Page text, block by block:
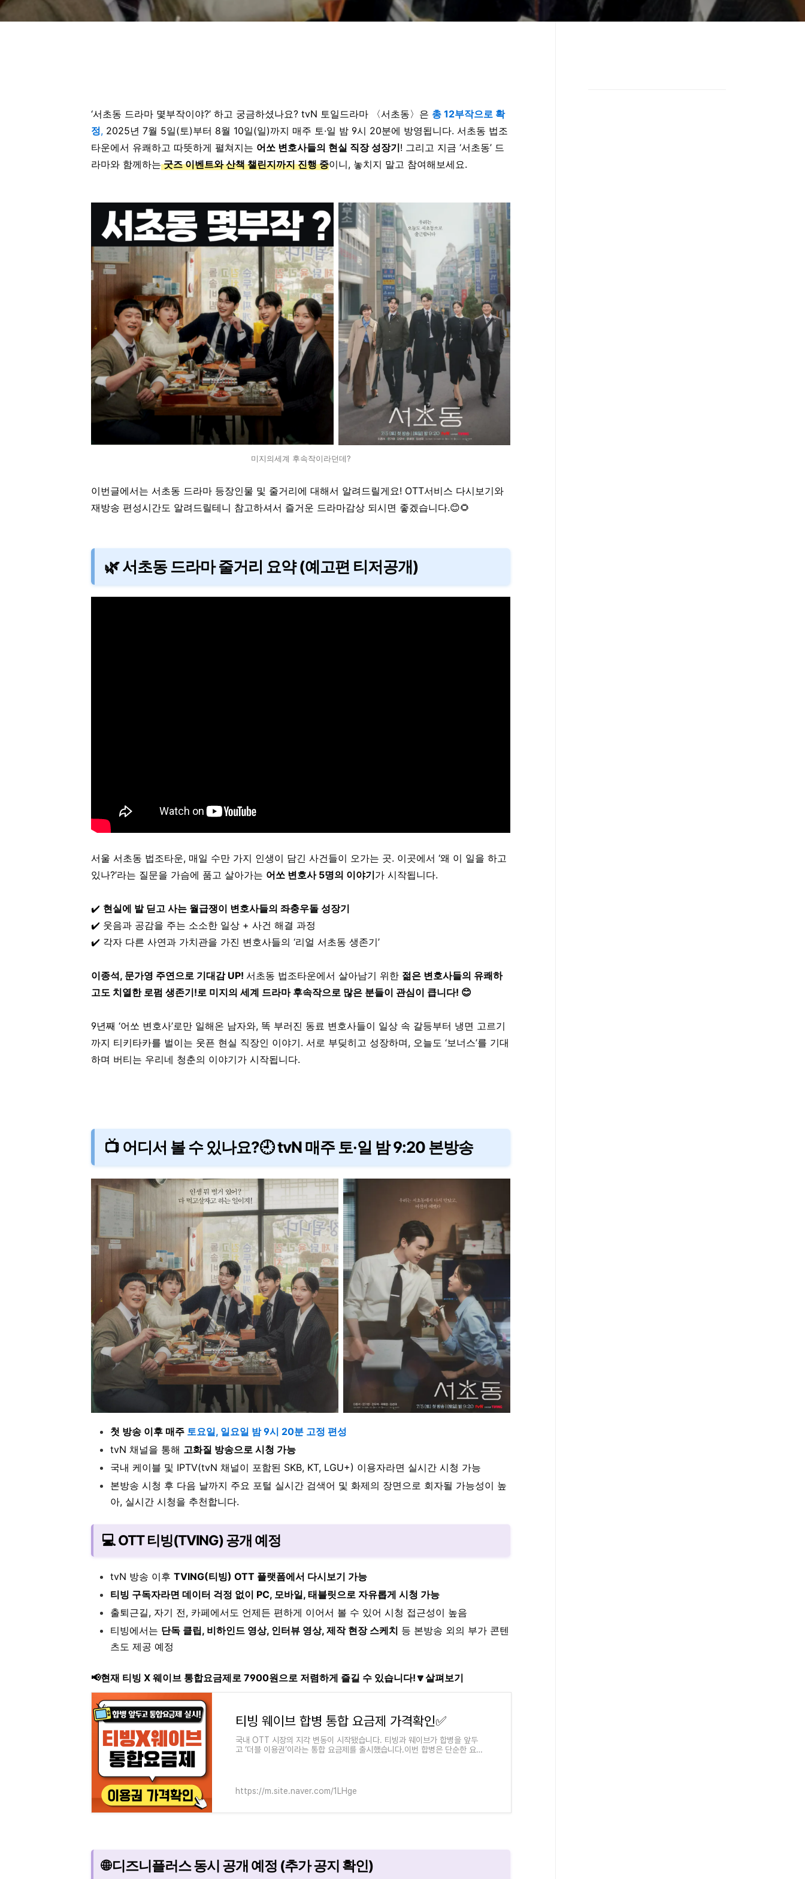
‘서초동 드라마 몇부작이야?’ 하고 궁금하셨나요? tvN 토일드라마 〈서초동〉은 총 12부작으로 확
정, 2025년 7월 5일(토)부터 8월 10일(일)까지 매주 토·일 밤 9시 20분에 방영됩니다. 서초동 법조
타운에서 유쾌하고 따뜻하게 펼쳐지는 어쏘 변호사들의 현실 직장 성장기! 그리고 지금 ‘서초동’ 드
라마와 함께하는굿즈 이벤트와 산책 챌린지까지 진행 중이니, 놓치지 말고 참여해보세요.
미지의세계 후속작이라던데?
이번글에서는 서초동 드라마 등장인물 및 줄거리에 대해서 알려드릴게요! OTT서비스 다시보기와
재방송 편성시간도 알려드릴테니 참고하셔서 즐거운 드라마감상 되시면 좋겠습니다.😊🌻
🌿 서초동 드라마 줄거리 요약 (예고편 티저공개)
서울 서초동 법조타운, 매일 수만 가지 인생이 담긴 사건들이 오가는 곳. 이곳에서 ‘왜 이 일을 하고
있나?’라는 질문을 가슴에 품고 살아가는 어쏘 변호사 5명의 이야기가 시작됩니다.
✔️ 현실에 발 딛고 사는 월급쟁이 변호사들의 좌충우돌 성장기
✔️ 웃음과 공감을 주는 소소한 일상 + 사건 해결 과정
✔️ 각자 다른 사연과 가치관을 가진 변호사들의 ‘리얼 서초동 생존기’
이종석, 문가영 주연으로 기대감 UP! 서초동 법조타운에서 살아남기 위한 젊은 변호사들의 유쾌하
고도 치열한 로펌 생존기!로 미지의 세계 드라마 후속작으로 많은 분들이 관심이 큽니다! 😊
9년째 ‘어쏘 변호사’로만 일해온 남자와, 똑 부러진 동료 변호사들이 일상 속 갈등부터 냉면 고르기
까지 티키타카를 벌이는 웃픈 현실 직장인 이야기. 서로 부딪히고 성장하며, 오늘도 ‘보너스’를 기대
하며 버티는 우리네 청춘의 이야기가 시작됩니다.
📺 어디서 볼 수 있나요?🕘 tvN 매주 토·일 밤 9:20 본방송
첫 방송 이후 매주 토요일, 일요일 밤 9시 20분 고정 편성
tvN 채널을 통해 고화질 방송으로 시청 가능
국내 케이블 및 IPTV(tvN 채널이 포함된 SKB, KT, LGU+) 이용자라면 실시간 시청 가능
본방송 시청 후 다음 날까지 주요 포털 실시간 검색어 및 화제의 장면으로 회자될 가능성이 높
아, 실시간 시청을 추천합니다.
💻 OTT 티빙(TVING) 공개 예정
tvN 방송 이후 TVING(티빙) OTT 플랫폼에서 다시보기 가능
티빙 구독자라면 데이터 걱정 없이 PC, 모바일, 태블릿으로 자유롭게 시청 가능
출퇴근길, 자기 전, 카페에서도 언제든 편하게 이어서 볼 수 있어 시청 접근성이 높음
티빙에서는 단독 클립, 비하인드 영상, 인터뷰 영상, 제작 현장 스케치 등 본방송 외의 부가 콘텐
츠도 제공 예정
📢현재 티빙 X 웨이브 통합요금제로 7900원으로 저렴하게 즐길 수 있습니다!🔽살펴보기
티빙 웨이브 합병 통합 요금제 가격확인✅
국내 OTT 시장의 지각 변동이 시작됐습니다. 티빙과 웨이브가 합병을 앞두
고 ‘더블 이용권’이라는 통합 요금제를 출시했습니다.이번 합병은 단순한 요금
https://m.site.naver.com/1LHge
🌐 디즈니플러스 동시 공개 예정 (추가 공지 확인)